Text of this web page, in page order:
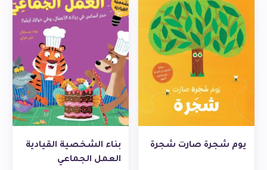
يوم شجرة صارت شجرة
بناء الشخصية القيادية
العمل الجماعي